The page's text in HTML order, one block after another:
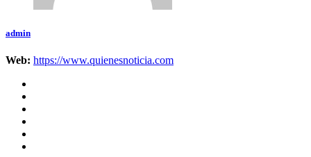
admin
Web: https://www.quienesnoticia.com